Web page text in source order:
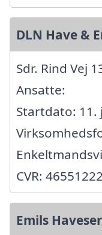
DLN Have &
Sdr. Rind Vej
Ansatte:
Startdato: 11.
CVR: 46551222
Emils